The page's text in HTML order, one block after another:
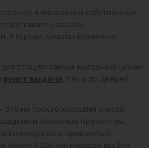
4 магазина и собственные
доставлять заказы
В городе Алматы возможна
птиц по самым выгодным ценам
пункт выдачи , так и до дверей
не просто хороший способ
и полезным презентом,
разнообразить привычный
более 3 000 зоотоваров вы без